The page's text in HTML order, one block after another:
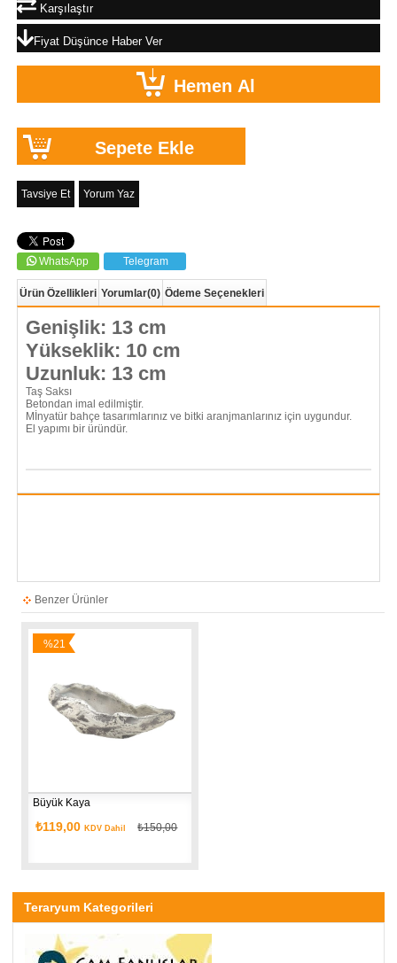
Karşılaştır
Fiyat Düşünce Haber Ver
Tavsiye Et Yorum Yaz
WhatsApp Telegram
Ürün Özellikleri Yorumlar(0) Ödeme Seçenekleri
Genişlik: 13 cm
Yükseklik: 10 cm
Uzunluk: 13 cm
Taş Saksı
Betondan imal edilmiştir.
Mİnyatür bahçe tasarımlarınız ve bitki aranjmanlarınız için uygundur.
El yapımı bir üründür.
Benzer Ürünler
Büyük Kaya
₺119,00KDV Dahil ₺150,00
%21
Teraryum Kategorileri